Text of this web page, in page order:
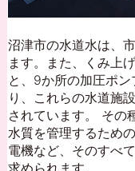
沼津市の水道水は、
ます。また、くみ上
と、9か所の加圧ポ
り、これらの水道施
されています。 その
水質を管理するため
電機など、そのすべ